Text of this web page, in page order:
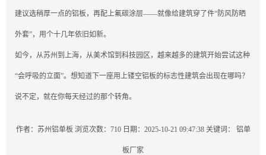
建议选稍厚一点的铝板，再配上氟碳涂层——就像给建筑穿了件“防风防晒
外套”，用个十几年依旧如新。
如今，从苏州到上海，从美术馆到科技园区，越来越多的建筑开始尝试这种
“会呼吸的立面”。想知道下一座用上镂空铝板的标志性建筑会出现在哪吗？
说不定，就在你每天经过的那个转角。
作者：苏州铝单板 浏览次数：710 日期：2025-10-21 09:47:38 关键词： 铝单
板厂家